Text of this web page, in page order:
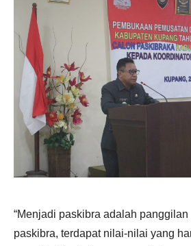
“Menjadi paskibra adalah
paskibra, terdapat nilai-nilai yang